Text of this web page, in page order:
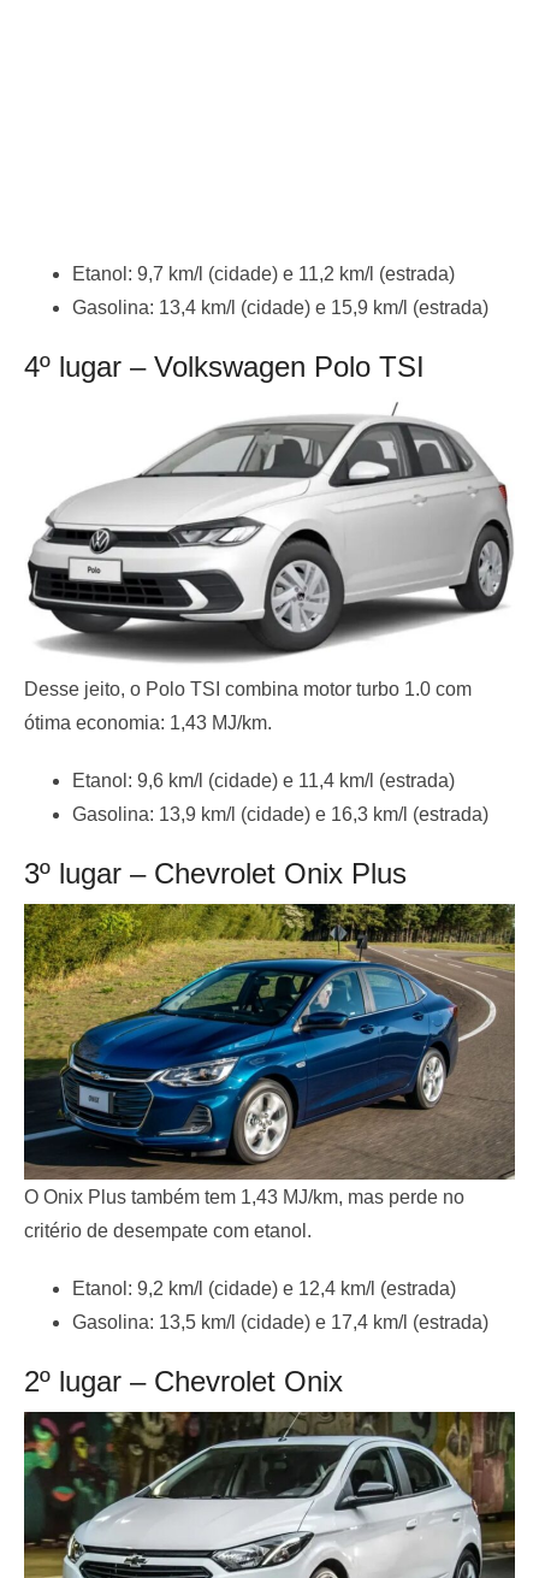
Etanol: 9,7 km/l (cidade) e 11,2 km/l (estrada)
Gasolina: 13,4 km/l (cidade) e 15,9 km/l (estrada)
4º lugar – Volkswagen Polo TSI
Desse jeito, o Polo TSI combina motor turbo 1.0 com
ótima economia: 1,43 MJ/km.
Etanol: 9,6 km/l (cidade) e 11,4 km/l (estrada)
Gasolina: 13,9 km/l (cidade) e 16,3 km/l (estrada)
3º lugar – Chevrolet Onix Plus
O Onix Plus também tem 1,43 MJ/km, mas perde no
critério de desempate com etanol.
Etanol: 9,2 km/l (cidade) e 12,4 km/l (estrada)
Gasolina: 13,5 km/l (cidade) e 17,4 km/l (estrada)
2º lugar – Chevrolet Onix